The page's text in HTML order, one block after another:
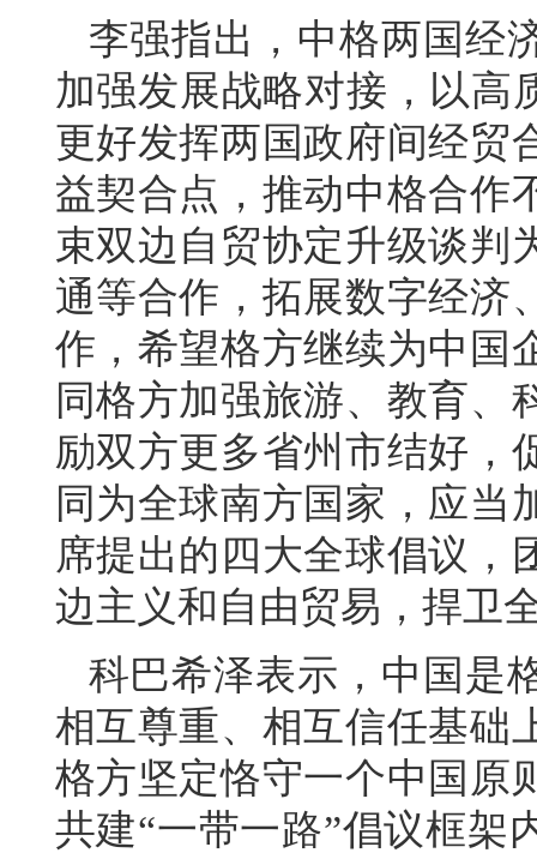
李强指出，中格两国经
加强发展战略对接，以高
更好发挥两国政府间经贸
益契合点，推动中格合作
束双边自贸协定升级谈判
通等合作，拓展数字经济
作，希望格方继续为中国
同格方加强旅游、教育、
励双方更多省州市结好，
同为全球南方国家，应当
席提出的四大全球倡议，
边主义和自由贸易，捍卫
科巴希泽表示，中国是
相互尊重、相互信任基础
格方坚定恪守一个中国原
共建“一带一路”倡议框架